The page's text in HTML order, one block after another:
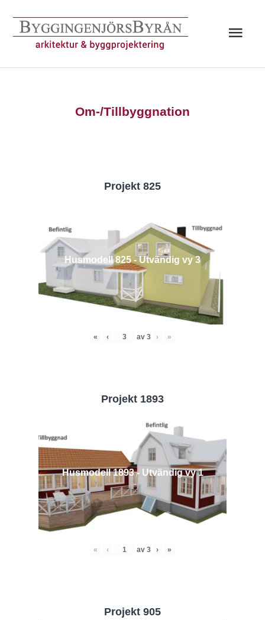
innehåll
Om-/Tillbyggnation
Projekt 825
Husmodell 825 - Utvändig vy 3
« ‹ av 3 › »
Projekt 1893
Husmodell 1893 - Utvändig vy 1
« ‹ av 3 › »
Projekt 905